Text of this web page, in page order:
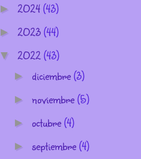
► 2024(43)
► 2023(44)
▼ 2022(43)
► diciembre(3)
► noviembre(5)
► octubre(4)
► septiembre(4)